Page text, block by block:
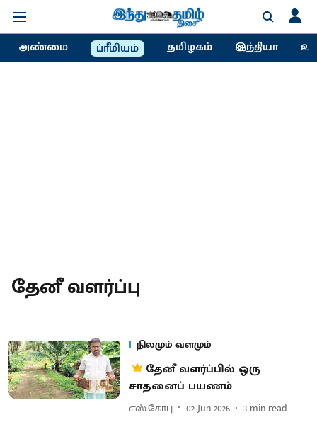
அண்மை ப்ரீமியம் தமிழகம் இந்தியா
தேனீ வளர்ப்பு
நிலமும் வளமும்
தேனீ வளர்ப்பில் ஒரு
சாதனைப் பயணம்
எஸ்.கோபு 02 Jun 2026 3 min read